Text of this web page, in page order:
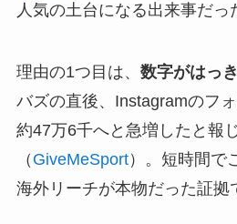
人気の土台になる出来事だっ
理由の1つ目は、 数字がはっ
バズの直後、Instagramのフ
約47万6千へと急増したと報
（ GiveMeSport）。短時間で
海外リーチが本物だった証拠